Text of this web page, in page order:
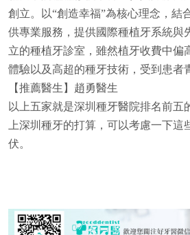
創立。以“創造幸福”為核心理念，結
供專業服務，提供國際種植牙系統與
立的種植牙診室，雖然植牙收費中偏
體驗以及高超的種牙技術，受到患者
【推薦醫生】趙勇醫生
以上五家就是深圳種牙醫院排名前五
上深圳種牙的打算，可以考慮一下這
伏。